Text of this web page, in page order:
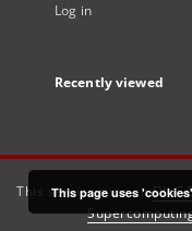
Log in
Recently viewed
This service runs on
This page uses